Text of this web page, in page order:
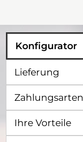
Konfigurator
Lieferung
Zahlungsarten
Ihre Vorteile